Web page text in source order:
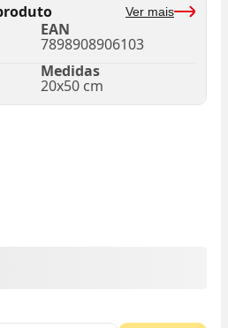
Ver mais
EAN
7898908906103
Medidas
20x50 cm